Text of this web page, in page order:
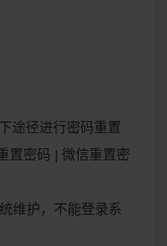
途径进行密码重置
置密码 | 微信重置密
维护，不能登录系